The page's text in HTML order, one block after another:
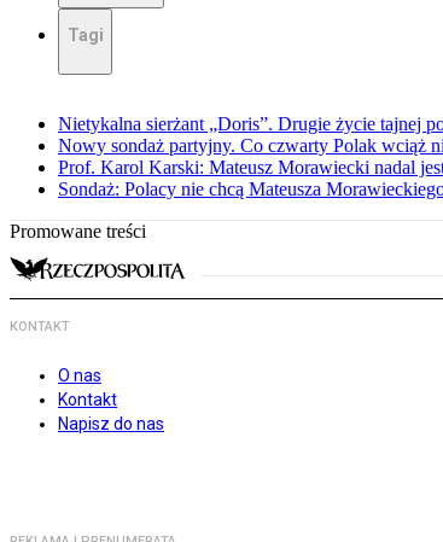
Tagi
Nietykalna sierżant „Doris”. Drugie życie tajnej
Nowy sondaż partyjny. Co czwarty Polak wciąż
Prof. Karol Karski: Mateusz Morawiecki nadal
Sondaż: Polacy nie chcą Mateusza
Promowane treści
KONTAKT
O nas
Kontakt
Napisz do nas